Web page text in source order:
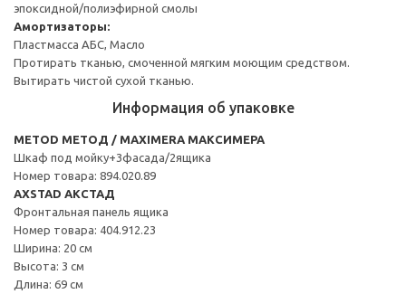
эпоксидной/полиэфирной смолы
Амортизаторы:
Пластмасса АБС, Масло
Протирать тканью, смоченной мягким моющим средством.
Вытирать чистой сухой тканью.
Информация об упаковке
METOD МЕТОД / MAXIMERA МАКСИМЕРА
Шкаф под мойку+3фасада/2ящика
Номер товара: 894.020.89
AXSTAD АКСТАД
Фронтальная панель ящика
Номер товара: 404.912.23
Ширина: 20 см
Высота: 3 см
Длина: 69 см